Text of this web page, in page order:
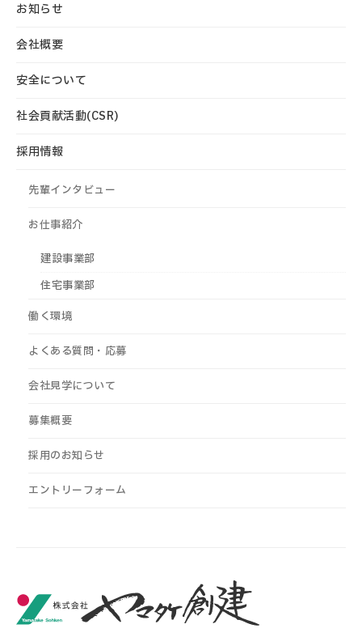
お知らせ
会社概要
安全について
社会貢献活動(CSR)
採用情報
先輩インタビュー
お仕事紹介
建設事業部
住宅事業部
働く環境
よくある質問・応募
会社見学について
募集概要
採用のお知らせ
エントリーフォーム